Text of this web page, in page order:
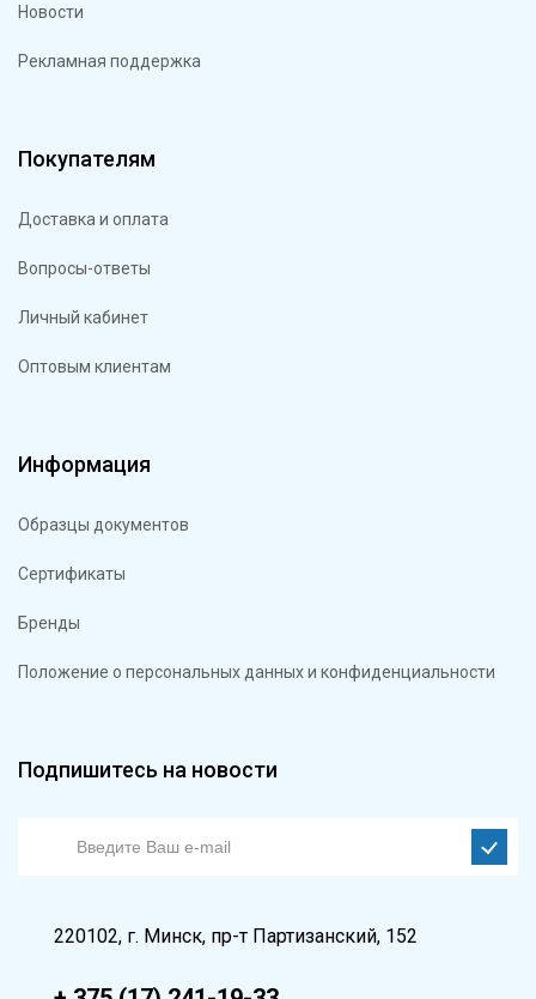
Новости
Рекламная поддержка
Покупателям
Доставка и оплата
Вопросы-ответы
Личный кабинет
Оптовым клиентам
Информация
Образцы документов
Сертификаты
Бренды
Положение о персональных данных и конфиденциальности
Подпишитесь на новости
220102, г. Минск, пр-т Партизанский, 152